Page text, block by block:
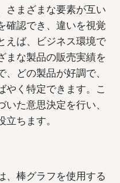
さまざまな要素が互い
確認でき、違いを視覚
えば、ビジネス環境で
まな製品の販売実績を
どの製品が好調で、
やく特定できます。こ
た意思決定を行い、
ちます。
、棒グラフを使用する